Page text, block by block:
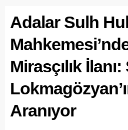
Adalar Sulh
Mirasçılık
Aranıyor